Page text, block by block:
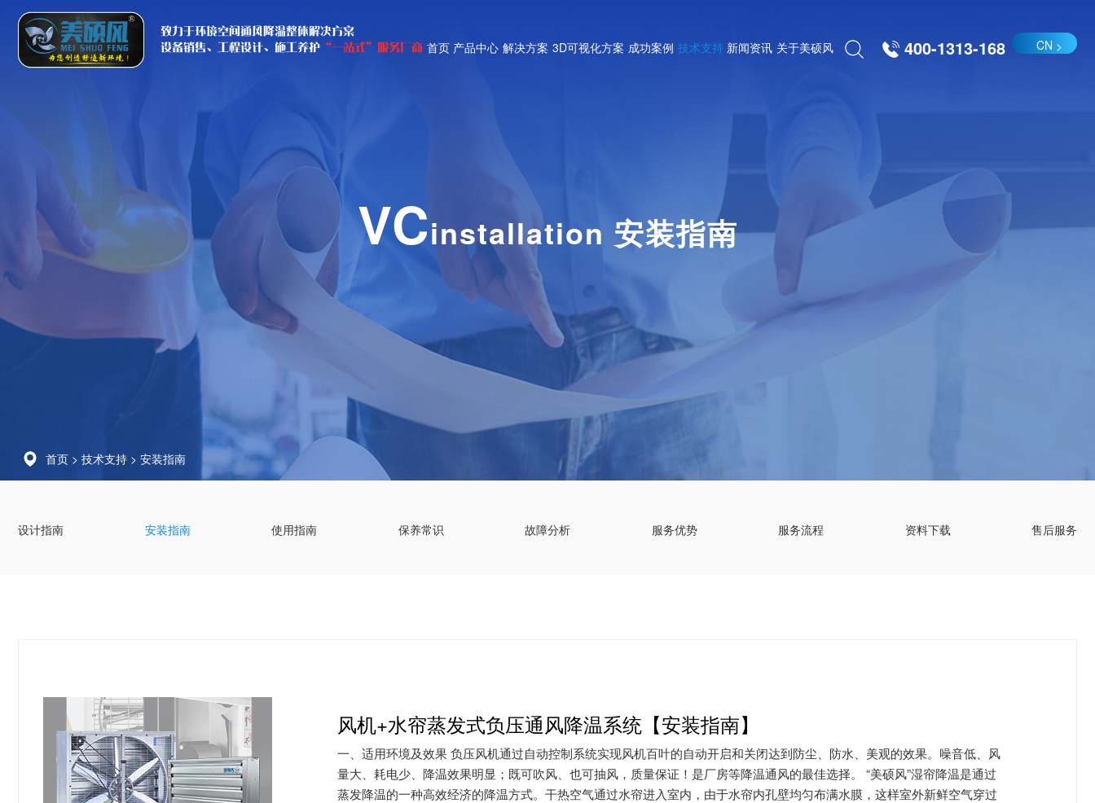
致力于环境空间通风降温整体解决方案
设备销售、工程设计、施工养护“一站式”服务厂商 首页 产品中心 解决方案 3D可视化方案 成功案例 技术支持 新闻资讯 关于美硕风 400-1313-168 CN
VCinstallation 安装指南
首页 > 技术支持 > 安装指南
设计指南 安装指南 使用指南 保养常识 故障分析 服务优势 服务流程 资料下载 售后服务
风机+水帘蒸发式负压通风降温系统【安装指南】
一、适用环境及效果 负压风机通过自动控制系统实现风机百叶的自动开启和关闭达到防尘、防水、美观的效果。噪音低、风
量大、耗电少、降温效果明显；既可吹风、也可抽风，质量保证！是厂房等降温通风的最佳选择。 “美硕风”湿帘降温是通过
蒸发降温的一种高效经济的降温方式。干热空气通过水帘进入室内，由于水帘内孔壁均匀布满水膜，这样室外新鲜空气穿过